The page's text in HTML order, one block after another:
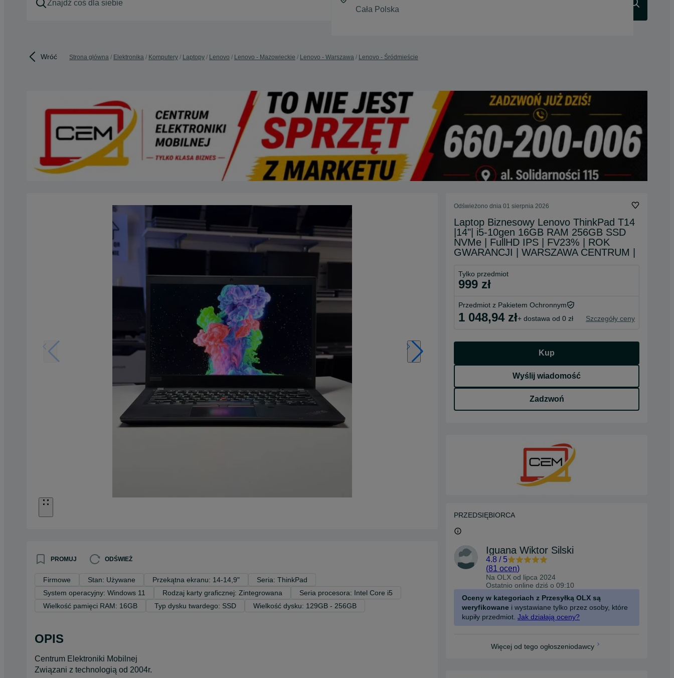
Wróć Strona główna Elektronika Komputery Laptopy Lenovo Lenovo - Mazowieckie Lenovo - Warszawa Lenovo - Śródmieście
PROMUJ ODŚWIEŻ
Firmowe Stan: Używane Przekątna ekranu: 14-14,9"
Seria: ThinkPad
System operacyjny: Windows 11
Rodzaj karty graficznej: Zintegrowana
Seria procesora: Intel Core i5
Wielkość pamięci RAM: 16GB
Typ dysku twardego: SSD Wielkość dysku: 129GB - 256GB
OPIS
Centrum Elektroniki Mobilnej
Związani z technologią od 2004r.
Odświeżono dnia 01 sierpnia 2026
Laptop Biznesowy Lenovo ThinkPad T14
|14"| i5-10gen 16GB RAM 256GB SSD
NVMe | FullHD IPS | FV23% | ROK
GWARANCJI | WARSZAWA CENTRUM |
Tylko przedmiot
999 zł
Przedmiot z Pakietem Ochronnym
1 048,94 zł+ dostawa od 0 zł Szczegóły ceny
Kup
Wyślij wiadomość
Zadzwoń
PRZEDSIĘBIORCA
Iguana Wiktor Silski
4.8 / 5
(81 ocen)
Na OLX od lipca 2024
Ostatnio online dziś o 09:10
Oceny w kategoriach z Przesyłką OLX są
weryfikowane i wystawiane tylko przez osoby, które
kupiły przedmiot. Jak działają oceny?
Więcej od tego ogłoszeniodawcy